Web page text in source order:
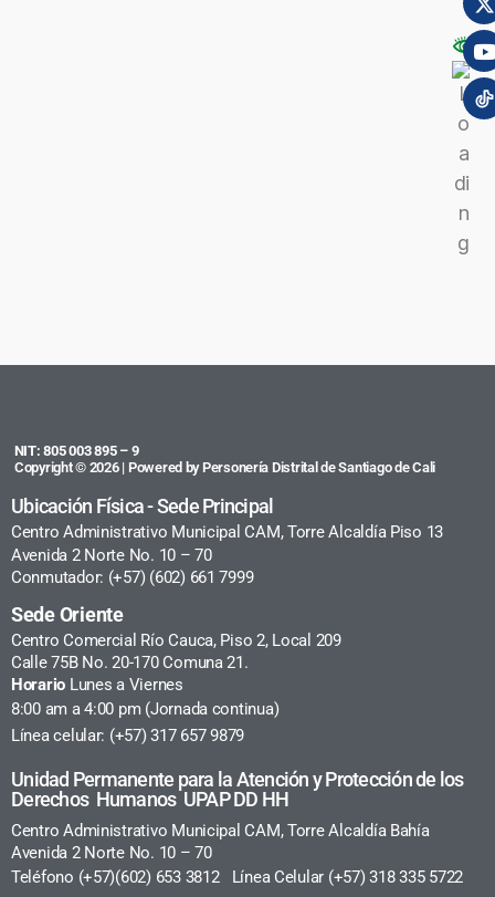
NIT: 805 003 895 – 9
Copyright © 2026 | Powered by Personería Distrital de Santiago de Cali
Ubicación Física - Sede Principal
Centro Administrativo Municipal CAM, Torre Alcaldía Piso 13
Avenida 2 Norte No. 10 – 70
Conmutador: (+57) (602) 661 7999
Sede Oriente
Centro Comercial Río Cauca, Piso 2, Local 209
Calle 75B No. 20-170 Comuna 21.
Horario Lunes a Viernes
8:00 am a 4:00 pm (Jornada continua)
Línea celular: (+57) 317 657 9879
Unidad Permanente para la Atención y Protección de los
Derechos Humanos UPAP DD HH
Centro Administrativo Municipal CAM, Torre Alcaldía Bahía
Avenida 2 Norte No. 10 – 70
Teléfono (+57)(602) 653 3812 Línea Celular (+57) 318 335 5722